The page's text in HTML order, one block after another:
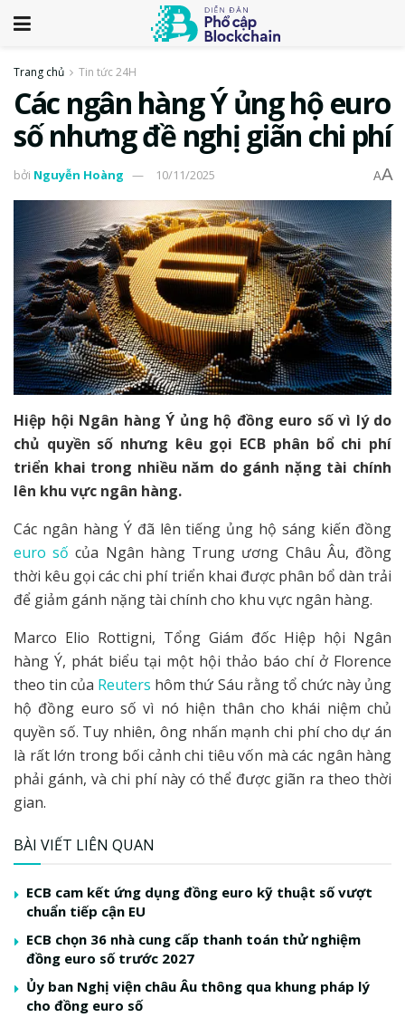
Trang chủ Tin tức 24H
Các ngân hàng Ý ủng hộ euro
số nhưng đề nghị giãn chi phí
bởi Nguyễn Hoàng 10/11/2025 AA
Hiệp hội Ngân hàng Ý ủng hộ đồng euro số vì lý do
chủ quyền số nhưng kêu gọi ECB phân bổ chi phí
triển khai trong nhiều năm do gánh nặng tài chính
lên khu vực ngân hàng.
Các ngân hàng Ý đã lên tiếng ủng hộ sáng kiến đồng
euro số của Ngân hàng Trung ương Châu Âu, đồng
thời kêu gọi các chi phí triển khai được phân bổ dàn trải
để giảm gánh nặng tài chính cho khu vực ngân hàng.
Marco Elio Rottigni, Tổng Giám đốc Hiệp hội Ngân
hàng Ý, phát biểu tại một hội thảo báo chí ở Florence
theo tin của Reuters hôm thứ Sáu rằng tổ chức này ủng
hộ đồng euro số vì nó hiện thân cho khái niệm chủ
quyền số. Tuy nhiên, ông nhấn mạnh chi phí cho dự án
là rất lớn trong bối cảnh chi tiêu vốn mà các ngân hàng
phải gánh, và chi phí này có thể được giãn ra theo thời
gian.
BÀI VIẾT LIÊN QUAN
ECB cam kết ứng dụng đồng euro kỹ thuật số vượt
chuẩn tiếp cận EU
ECB chọn 36 nhà cung cấp thanh toán thử nghiệm
đồng euro số trước 2027
Ủy ban Nghị viện châu Âu thông qua khung pháp lý
cho đồng euro số